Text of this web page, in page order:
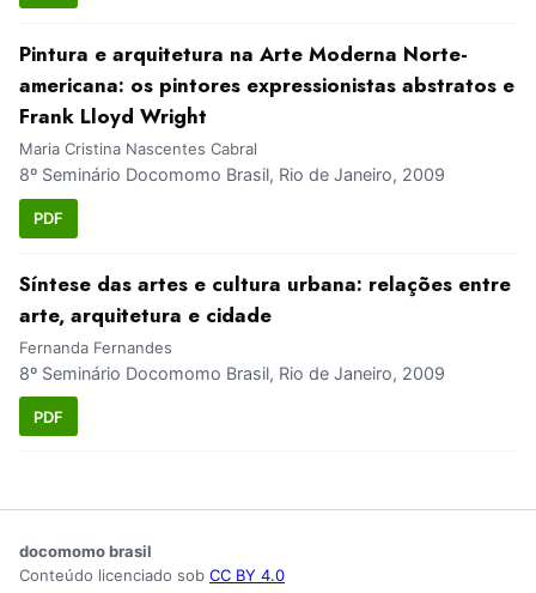
Pintura e arquitetura na Arte Moderna Norte-
americana: os pintores expressionistas abstratos e
Frank Lloyd Wright
Maria Cristina Nascentes Cabral
8º Seminário Docomomo Brasil, Rio de Janeiro, 2009
PDF
Síntese das artes e cultura urbana: relações entre
arte, arquitetura e cidade
Fernanda Fernandes
8º Seminário Docomomo Brasil, Rio de Janeiro, 2009
PDF
docomomo brasil
Conteúdo licenciado sob CC BY 4.0